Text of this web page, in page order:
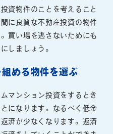
資物件のことを考えること
に良質な不動産投資の物件
買い場を逃さないためにも
しましょう。
める物件を選ぶ
マンション投資をするとき
になります。なるべく低金
済が少なくなります。返済